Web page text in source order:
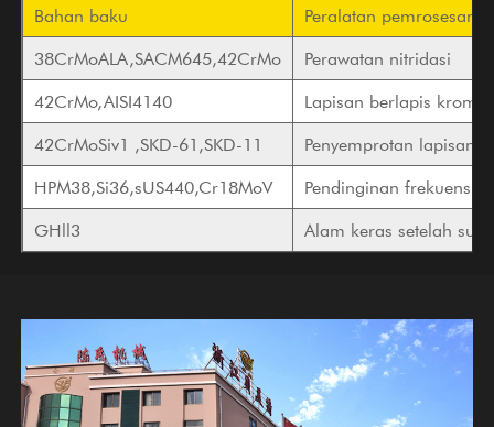
Bahan baku
Peralatan pemrosesan
38CrMoALA,SACM645,42CrMo
Perawatan nitridasi
42CrMo,AISI4140
Lapisan berlapis krom
42CrMoSiv1 ,SKD-61,SKD-11
Penyemprotan lapisan
HPM38,Si36,sUS440,Cr18MoV
Pendinginan frekuensi
GHll3
Alam keras setelah